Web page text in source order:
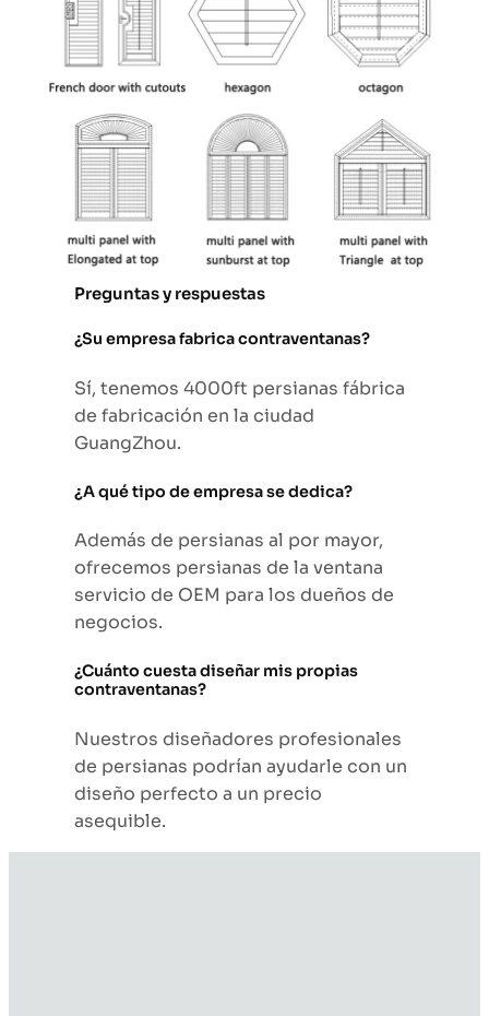
Preguntas y respuestas
¿Su empresa fabrica contraventanas?
Sí, tenemos 4000ft persianas fábrica
de fabricación en la ciudad
GuangZhou.
¿A qué tipo de empresa se dedica?
Además de persianas al por mayor,
ofrecemos persianas de la ventana
servicio de OEM para los dueños de
negocios.
¿Cuánto cuesta diseñar mis propias
contraventanas?
Nuestros diseñadores profesionales
de persianas podrían ayudarle con un
diseño perfecto a un precio
asequible.